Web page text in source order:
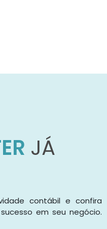
JÁ
contábil e confira
em seu negócio.